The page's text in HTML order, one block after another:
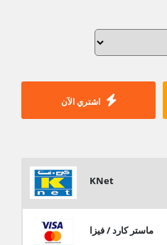
اشتري الآن
KNet
ماستر كارد / فيزا